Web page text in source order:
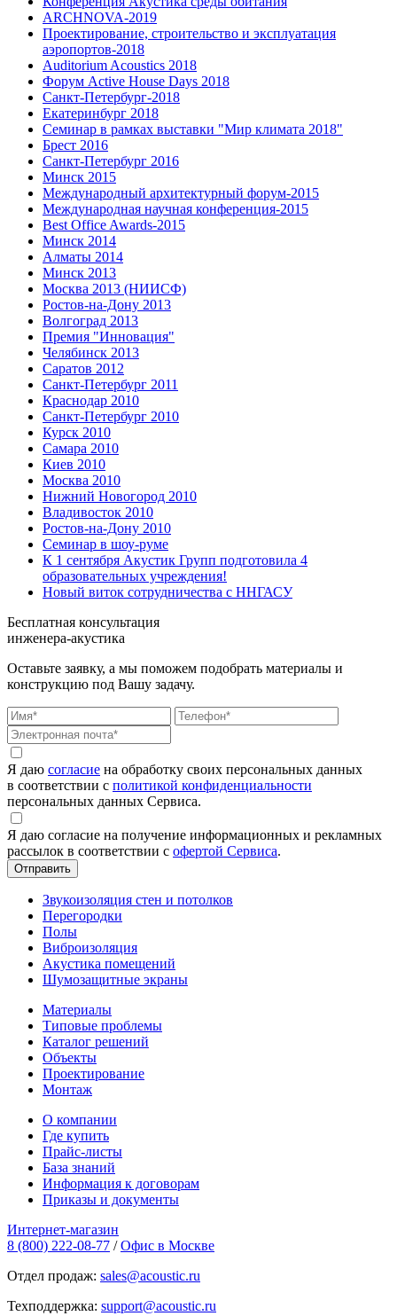
ARCHNOVA-2019
Проектирование, строительство и эксплуатация
аэропортов-2018
Auditorium Acoustics 2018
Форум Active House Days 2018
Санкт-Петербург-2018
Екатеринбург 2018
Семинар в рамках выставки "Мир климата 2018"
Брест 2016
Санкт-Петербург 2016
Минск 2015
Международный архитектурный форум-2015
Международная научная конференция-2015
Best Office Awards-2015
Минск 2014
Алматы 2014
Минск 2013
Москва 2013 (НИИСФ)
Ростов-на-Дону 2013
Волгоград 2013
Премия "Инновация"
Челябинск 2013
Саратов 2012
Санкт-Петербург 2011
Краснодар 2010
Санкт-Петербург 2010
Курск 2010
Самара 2010
Киев 2010
Москва 2010
Нижний Новогород 2010
Владивосток 2010
Ростов-на-Дону 2010
Семинар в шоу-руме
К 1 сентября Акустик Групп подготовила 4
образовательных учреждения!
Новый виток сотрудничества с ННГАСУ
Бесплатная консультация
инженера-акустика
Оставьте заявку, а мы поможем подобрать материалы и
конструкцию под Вашу задачу.
Я даю согласие на обработку своих персональных данных
в соответствии с политикой конфиденциальности
персональных данных Сервиса.
Я даю согласие на получение информационных и рекламных
рассылок в соответствии с офертой Сервиса.
Звукоизоляция стен и потолков
Перегородки
Полы
Виброизоляция
Акустика помещений
Шумозащитные экраны
Материалы
Типовые проблемы
Каталог решений
Объекты
Проектирование
Монтаж
О компании
Где купить
Прайс-листы
База знаний
Информация к договорам
Приказы и документы
Интернет-магазин
8 (800) 222-08-77 / Офис в Москве
Отдел продаж: sales@acoustic.ru
Техподдержка: support@acoustic.ru